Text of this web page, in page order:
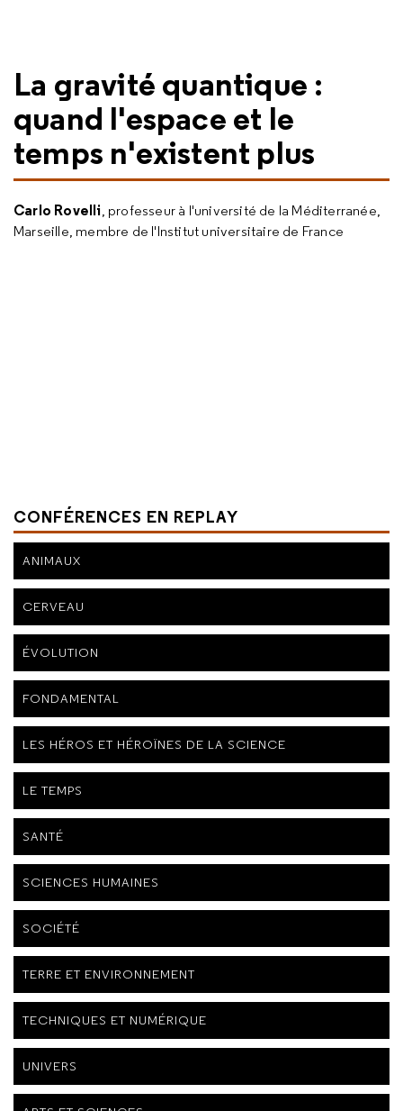
La gravité quantique :
quand l'espace et le
temps n'existent plus
Carlo Rovelli, professeur à l'université de la Méditerranée,
Marseille, membre de l'Institut universitaire de France
CONFÉRENCES EN REPLAY
ANIMAUX
CERVEAU
ÉVOLUTION
FONDAMENTAL
LES HÉROS ET HÉROÏNES DE LA SCIENCE
LE TEMPS
SANTÉ
SCIENCES HUMAINES
SOCIÉTÉ
TERRE ET ENVIRONNEMENT
TECHNIQUES ET NUMÉRIQUE
UNIVERS